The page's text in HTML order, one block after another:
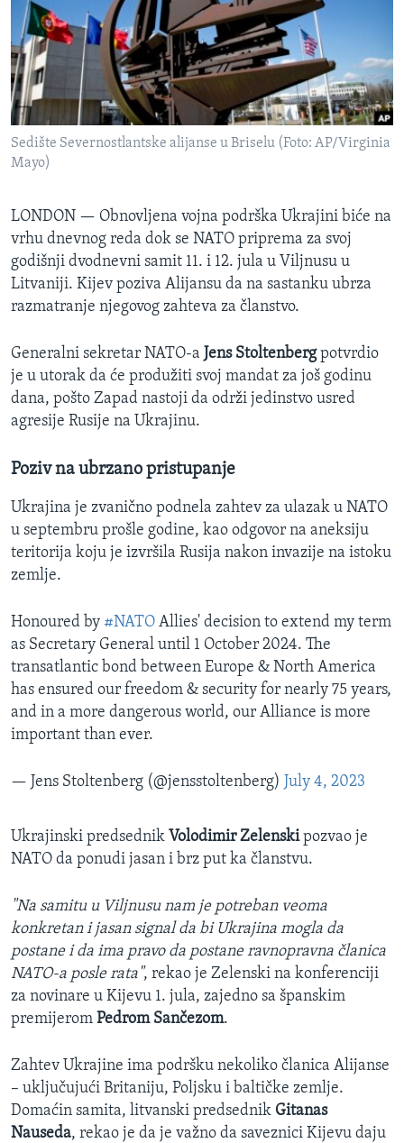
SPORT
INTERVJU
Sedište Severnostlantske alijanse u Briselu (Foto: AP/Virginia
Mayo)
LONDON — Obnovljena vojna podrška Ukrajini biće na
vrhu dnevnog reda dok se NATO priprema za svoj
godišnji dvodnevni samit 11. i 12. jula u Viljnusu u
Litvaniji. Kijev poziva Alijansu da na sastanku ubrza
razmatranje njegovog zahteva za članstvo.
Generalni sekretar NATO-a Jens Stoltenbergpotvrdio
je u utorak da će produžiti svoj mandat za još godinu
dana, pošto Zapad nastoji da održi jedinstvo usred
agresije Rusije na Ukrajinu.
Poziv na ubrzano pristupanje
Ukrajina je zvanično podnela zahtev za ulazak u NATO
u septembru prošle godine, kao odgovor na aneksiju
teritorija koju je izvršila Rusija nakon invazije na istoku
zemlje.
Honoured by #NATO Allies' decision to extend my term
as Secretary General until 1 October 2024. The
transatlantic bond between Europe & North America
has ensured our freedom & security for nearly 75 years,
and in a more dangerous world, our Alliance is more
important than ever.
— Jens Stoltenberg (@jensstoltenberg) July 4, 2023
Ukrajinski predsednik Volodimir Zelenskipozvao je
NATO da ponudi jasan i brz put ka članstvu.
"Na samitu u Viljnusu nam je potreban veoma
konkretan i jasan signal da bi Ukrajina mogla da
postane i da ima pravo da postane ravnopravna članica
NATO-a posle rata", rekao je Zelenski na konferenciji
za novinare u Kijevu 1. jula, zajedno sa španskim
premijerom Pedrom Sančezom.
Zahtev Ukrajine ima podršku nekoliko članica Alijanse
– uključujući Britaniju, Poljsku i baltičke zemlje.
Domaćin samita, litvanski predsednik Gitanas
Nauseda, rekao je da je važno da saveznici Kijevu daju